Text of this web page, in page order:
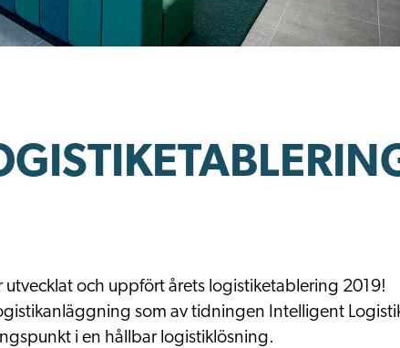
utvecklat och uppfört årets logistiketablering 2019!
som av tidningen Intelligent
i en hållbar logistiklösning.